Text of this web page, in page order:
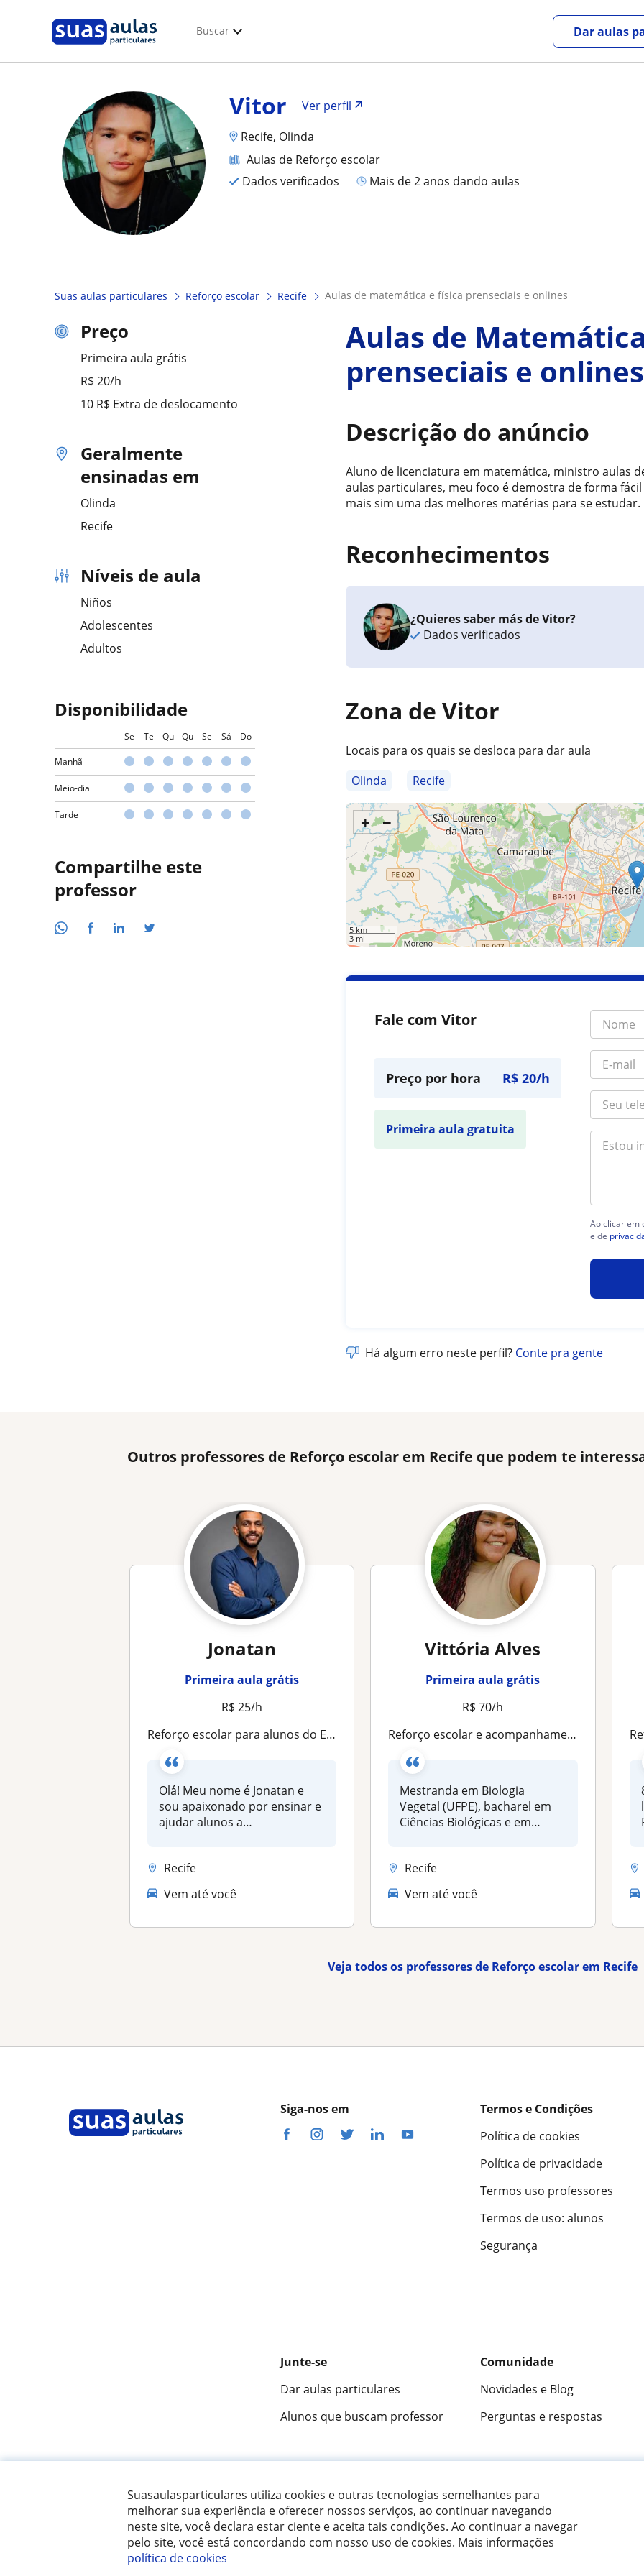
Suasaulasparticulares utiliza cookies e outras tecnologias semelhantes para
melhorar sua experiência e oferecer nossos serviços, ao continuar navegando
neste site, você declara estar ciente e aceita tais condições. Ao continuar a navegar
pelo site, você está concordando com nosso uso de cookies. Mais informações
política de cookies
Buscar Dar aulas
Vitor
Ver perfil
Recife, Olinda
Aulas de Reforço escolar
Dados verificados
mais de 2 anos dando aulas
Suas aulas particulares Reforço escolar Recife aulas de matemática e física prenseciais e onlines
Preço
Primeira aula grátis
R$ 20/h
10 R$ Extra de deslocamento
Geralmente
ensinadas em
Olinda
Recife
Níveis de aula
Niños
Adolescentes
Adultos
Disponibilidade
Se Te Qu Qu Se Sá Do
Manhã
Meio-dia
Tarde
Compartilhe este
professor
Aulas de
prenseciais e onlines
Descrição do anúncio
Aluno de licenciatura em matemática, ministro aulas
aulas particulares, meu foco é demostra de forma
mais sim uma das melhores matérias para se estudar.
Reconhecimentos
¿Quieres saber más de Vitor?
Dados verificados
Zona de Vitor
Locais para os quais se desloca para dar aula
Olinda
Recife
+ −
5 km
3 mi
Fale com Vitor
Preço por hora R$ 20/h
Primeira aula gratuita
Ao clicar em
e de
Há algum erro neste perfil? Conte pra gente
Outros professores de Reforço escolar em Recife que podem te
Jonatan
Primeira aula grátis
R$ 25/h
Reforço escolar para alunos do Ensino Fundamental (1º ao 7º ano): Matemática, Português, Ciências, História e Geografia
Olá! Meu nome é Jonatan e
sou apaixonado por ensinar e
ajudar alunos a
Recife
Vem até você
Vittória Alves
Primeira aula grátis
R$ 70/h
Reforço escolar e acompanhamento pedagógico para ensino fundamental e médio
Mestranda em Biologia
Vegetal (UFPE), bacharel em
Ciências Biológicas e em
Recife
Vem até você
Veja todos os professores de Reforço escolar em Recife
Siga-nos em
Termos e Condições
Política de cookies
Política de privacidade
Termos uso professores
Termos de uso: alunos
Segurança
Junte-se
Dar aulas particulares
Alunos que buscam professor
Comunidade
Novidades e Blog
Perguntas e respostas
© 2007 - 2026 Suas aulas particulares